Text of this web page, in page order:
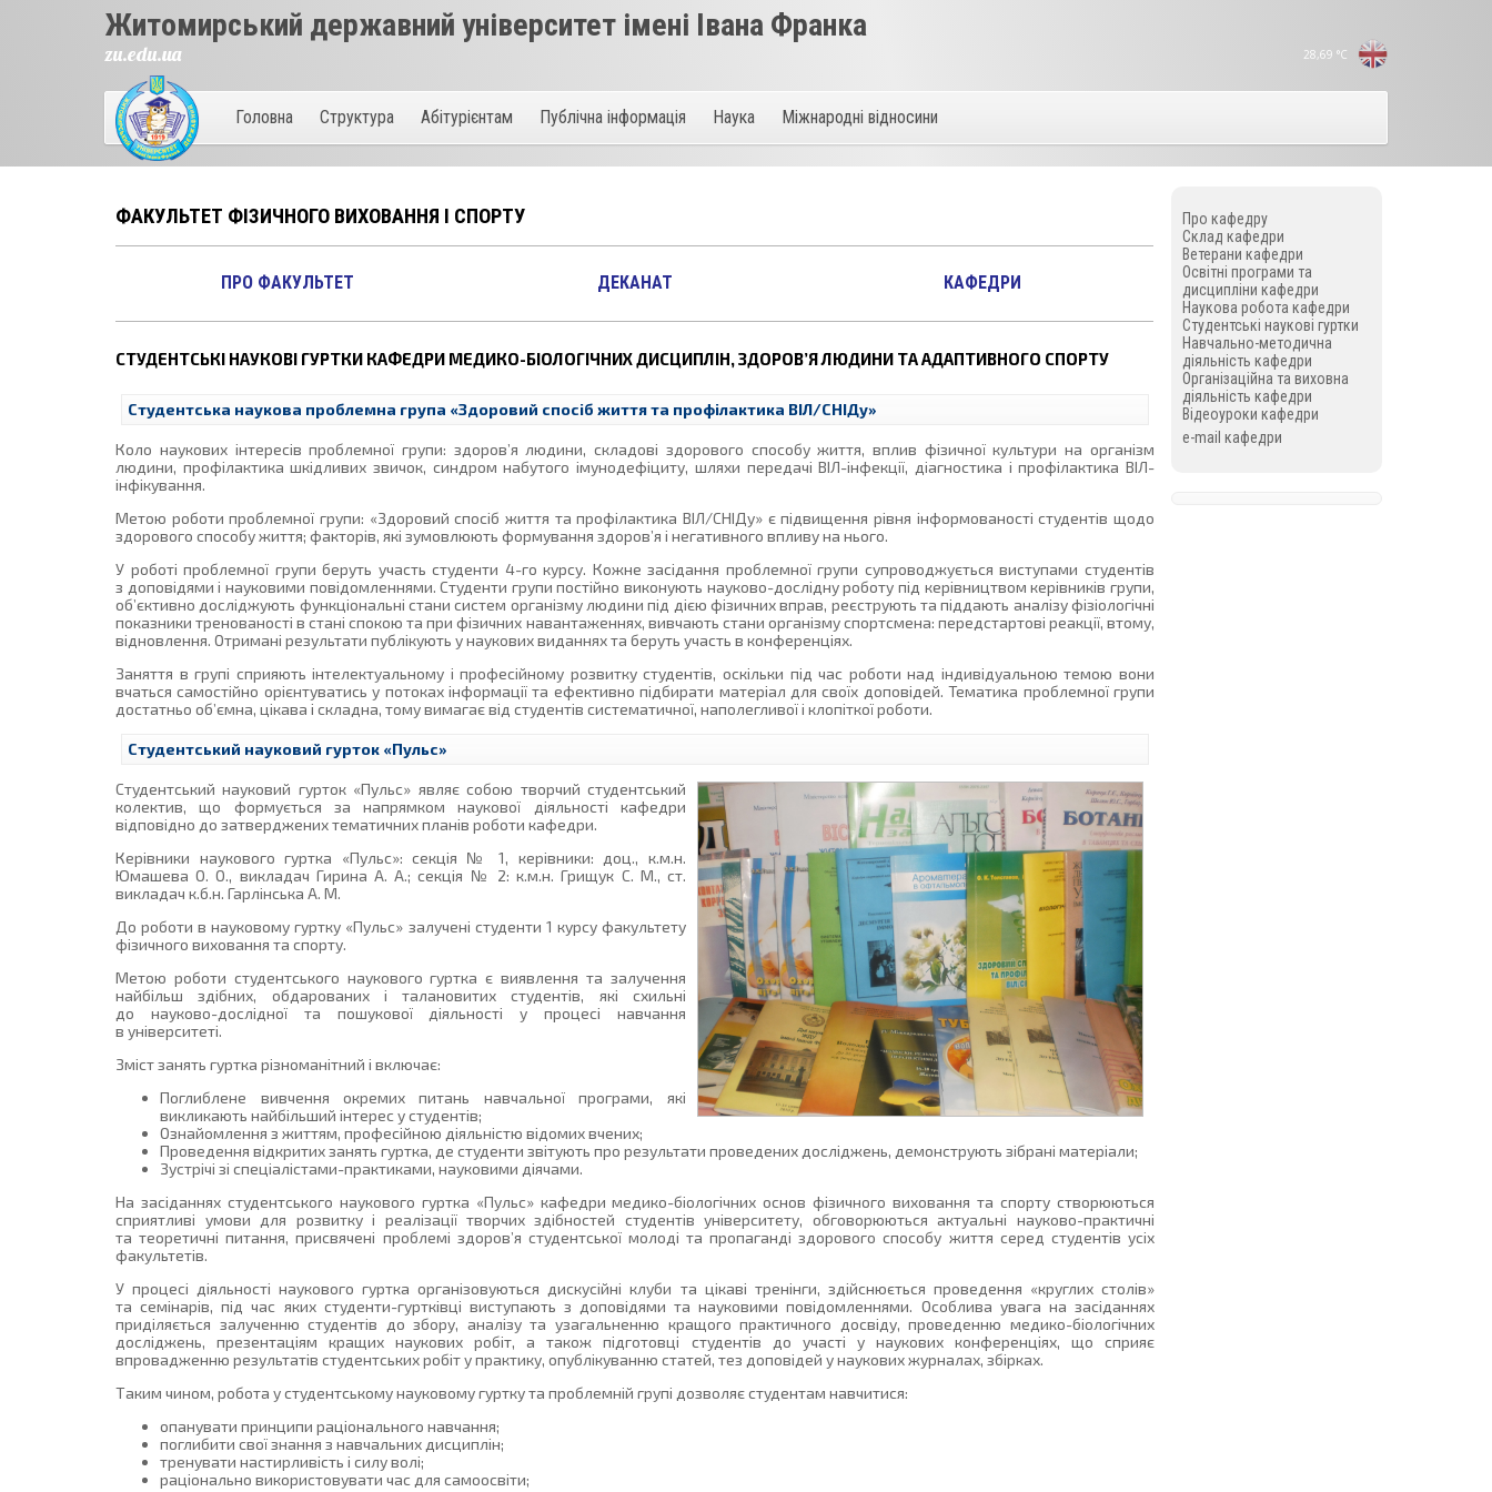
28,69 °C
Житомирський державний університет імені Івана Франка
zu.edu.ua
Головна Структура Абітурієнтам Публічна інформація Наука Міжнародні відносини
ФАКУЛЬТЕТ ФІЗИЧНОГО ВИХОВАННЯ І СПОРТУ
ПРО ФАКУЛЬТЕТ ДЕКАНАТ КАФЕДРИ
СТУДЕНТСЬКІ НАУКОВІ ГУРТКИ КАФЕДРИ МЕДИКО-БІОЛОГІЧНИХ ДИСЦИПЛІН, ЗДОРОВ’Я ЛЮДИНИ ТА АДАПТИВНОГО СПОРТУ
Студентська наукова проблемна група «Здоровий спосіб життя та профілактика ВІЛ/СНІДу»
Коло наукових інтересів проблемної групи: здоров’я людини, складові здорового способу життя, вплив фізичної культури на організм
людини, профілактика шкідливих звичок, синдром набутого імунодефіциту, шляхи передачі ВІЛ-інфекції, діагностика і профілактика ВІЛ-
інфікування.
Метою роботи проблемної групи: «Здоровий спосіб життя та профілактика ВІЛ/СНІДу» є підвищення рівня інформованості студентів щодо
здорового способу життя; факторів, які зумовлюють формування здоров’я і негативного впливу на нього.
У роботі проблемної групи беруть участь студенти 4-го курсу. Кожне засідання проблемної групи супроводжується виступами студентів
з доповідями і науковими повідомленнями. Студенти групи постійно виконують науково-дослідну роботу під керівництвом керівників групи,
об’єктивно досліджують функціональні стани систем організму людини під дією фізичних вправ, реєструють та піддають аналізу фізіологічні
показники тренованості в стані спокою та при фізичних навантаженнях, вивчають стани організму спортсмена: передстартові реакції, втому,
відновлення. Отримані результати публікують у наукових виданнях та беруть участь в конференціях.
Заняття в групі сприяють інтелектуальному і професійному розвитку студентів, оскільки під час роботи над індивідуальною темою вони
вчаться самостійно орієнтуватись у потоках інформації та ефективно підбирати матеріал для своїх доповідей. Тематика проблемної групи
достатньо об’ємна, цікава і складна, тому вимагає від студентів систематичної, наполегливої і клопіткої роботи.
Студентський науковий гурток «Пульс»
Студентський науковий гурток «Пульс» являє собою творчий студентський
колектив, що формується за напрямком наукової діяльності кафедри
відповідно до затверджених тематичних планів роботи кафедри.
Керівники наукового гуртка «Пульс»: секція № 1, керівники: доц., к.м.н.
Юмашева О. О., викладач Гирина А. А.; секція № 2: к.м.н. Грищук С. М., ст.
викладач к.б.н. Гарлінська А. М.
До роботи в науковому гуртку «Пульс» залучені студенти 1 курсу факультету
фізичного виховання та спорту.
Метою роботи студентського наукового гуртка є виявлення та залучення
найбільш здібних, обдарованих і талановитих студентів, які схильні
до науково-дослідної та пошукової діяльності у процесі навчання
в університеті.
Зміст занять гуртка різноманітний і включає:
Поглиблене вивчення окремих питань навчальної програми, які
викликають найбільший інтерес у студентів;
Ознайомлення з життям, професійною діяльністю відомих вчених;
Проведення відкритих занять гуртка, де студенти звітують про результати проведених досліджень, демонструють зібрані матеріали;
Зустрічі зі спеціалістами-практиками, науковими діячами.
На засіданнях студентського наукового гуртка «Пульс» кафедри медико-біологічних основ фізичного виховання та спорту створюються
сприятливі умови для розвитку і реалізації творчих здібностей студентів університету, обговорюються актуальні науково-практичні
та теоретичні питання, присвячені проблемі здоров’я студентської молоді та пропаганді здорового способу життя серед студентів усіх
факультетів.
У процесі діяльності наукового гуртка організовуються дискусійні клуби та цікаві тренінги, здійснюється проведення «круглих столів»
та семінарів, під час яких студенти-гуртківці виступають з доповідями та науковими повідомленнями. Особлива увага на засіданнях
приділяється залученню студентів до збору, аналізу та узагальненню кращого практичного досвіду, проведенню медико-біологічних
досліджень, презентаціям кращих наукових робіт, а також підготовці студентів до участі у наукових конференціях, що сприяє
впровадженню результатів студентських робіт у практику, опублікуванню статей, тез доповідей у наукових журналах, збірках.
Таким чином, робота у студентському науковому гуртку та проблемній групі дозволяє студентам навчитися:
опанувати принципи раціонального навчання;
поглибити свої знання з навчальних дисциплін;
тренувати настирливість і силу волі;
раціонально використовувати час для самоосвіти;
Про кафедру
Cклад кафедри
Ветерани кафедри
Освітні програми та
дисципліни кафедри
Наукова робота кафедри
Студентські наукові гуртки
Навчально-методична
діяльність кафедри
Організаційна та виховна
діяльність кафедри
Відеоуроки кафедри
e-mail кафедри